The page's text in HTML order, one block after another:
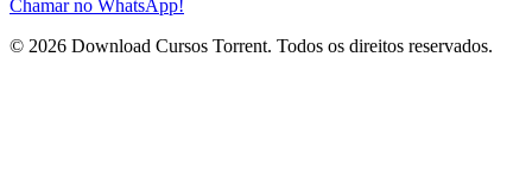
Chamar no WhatsApp!
© 2026 Download Cursos Torrent. Todos os direitos reservados.